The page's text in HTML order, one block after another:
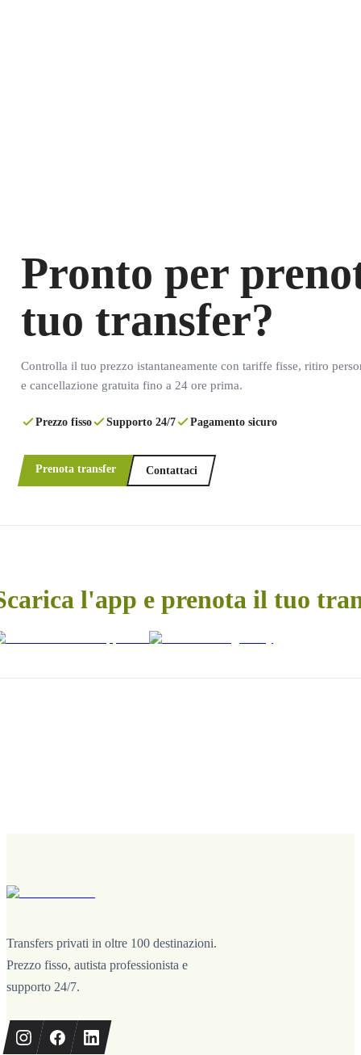
Pronto per
tuo transfer?
Controlla il tuo prezzo istantaneamente con tariffe fisse, ritiro
e cancellazione gratuita fino a 24 ore prima.
Prezzo fisso Supporto 24/7 Pagamento sicuro
Prenota transfer Contattaci
l'app e prenota il tuo
Transfers privati in oltre 100 destinazioni.
Prezzo fisso, autista professionista e
supporto 24/7.